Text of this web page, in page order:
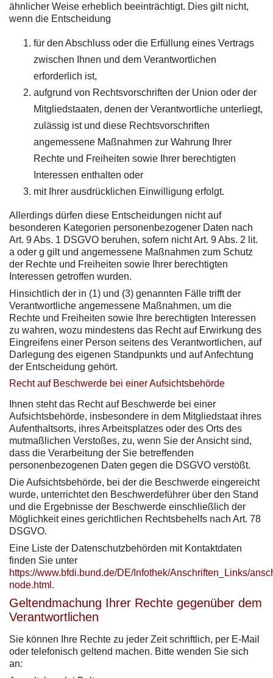
ähnlicher Weise erheblich beeinträchtigt. Dies gilt nicht,
wenn die Entscheidung
für den Abschluss oder die Erfüllung eines Vertrags
zwischen Ihnen und dem Verantwortlichen
erforderlich ist,
aufgrund von Rechtsvorschriften der Union oder der
Mitgliedstaaten, denen der Verantwortliche unterliegt,
zulässig ist und diese Rechtsvorschriften
angemessene Maßnahmen zur Wahrung Ihrer
Rechte und Freiheiten sowie Ihrer berechtigten
Interessen enthalten oder
mit Ihrer ausdrücklichen Einwilligung erfolgt.
Allerdings dürfen diese Entscheidungen nicht auf
besonderen Kategorien personenbezogener Daten nach
Art. 9 Abs. 1 DSGVO beruhen, sofern nicht Art. 9 Abs. 2 lit.
a oder g gilt und angemessene Maßnahmen zum Schutz
der Rechte und Freiheiten sowie Ihrer berechtigten
Interessen getroffen wurden.
Hinsichtlich der in (1) und (3) genannten Fälle trifft der
Verantwortliche angemessene Maßnahmen, um die
Rechte und Freiheiten sowie Ihre berechtigten Interessen
zu wahren, wozu mindestens das Recht auf Erwirkung des
Eingreifens einer Person seitens des Verantwortlichen, auf
Darlegung des eigenen Standpunkts und auf Anfechtung
der Entscheidung gehört.
Recht auf Beschwerde bei einer Aufsichtsbehörde
Ihnen steht das Recht auf Beschwerde bei einer
Aufsichtsbehörde, insbesondere in dem Mitgliedstaat ihres
Aufenthaltsorts, ihres Arbeitsplatzes oder des Orts des
mutmaßlichen Verstoßes, zu, wenn Sie der Ansicht sind,
dass die Verarbeitung der Sie betreffenden
personenbezogenen Daten gegen die DSGVO verstößt.
Die Aufsichtsbehörde, bei der die Beschwerde eingereicht
wurde, unterrichtet den Beschwerdeführer über den Stand
und die Ergebnisse der Beschwerde einschließlich der
Möglichkeit eines gerichtlichen Rechtsbehelfs nach Art. 78
DSGVO.
Eine Liste der Datenschutzbehörden mit Kontaktdaten
finden Sie unter
https://www.bfdi.bund.de/DE/Infothek/Anschriften_Links/
node.html .
Geltendmachung Ihrer Rechte gegenüber dem
Verantwortlichen
Sie können Ihre Rechte zu jeder Zeit schriftlich, per E-Mail
oder telefonisch geltend machen. Bitte wenden Sie sich
an: